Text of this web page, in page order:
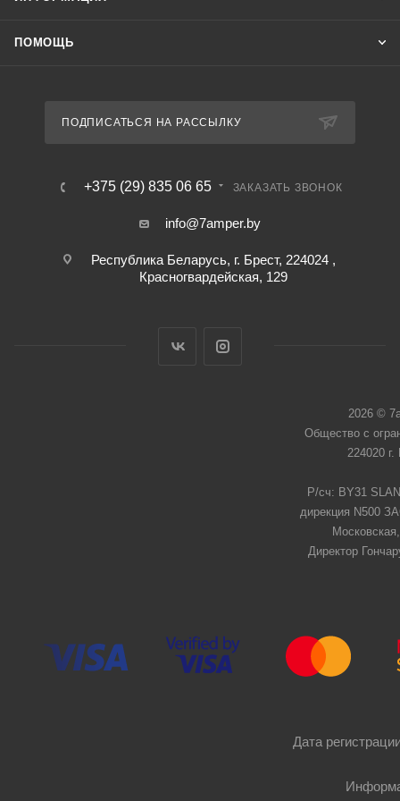
ПОМОЩЬ
ПОДПИСАТЬСЯ НА РАССЫЛКУ
+375 (29) 835 06 65 ЗАКАЗАТЬ ЗВОНОК
info@7amper.by
Республика Беларусь, г. Брест, 224024 ,
Красногвардейская, 129
2026 ©
Общество с
224020
Р/сч: BY31
дирекция N500
Директор
Дата